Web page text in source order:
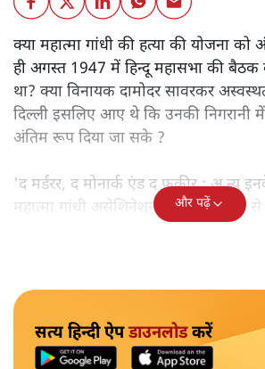
क्या महात्मा गांधी की हत्या की योजना
ही अगस्त 1947 में हिन्दू महासभा की बैठक
था? क्या विनायक दामोदर सावरकर
दिल्ली इसलिए आए थे कि उनकी निगरानी
अंतिम रूप दिया जा सके ?
'द मर्डरर, द मोनार्क एंड द फ़कीर : अ न्यू
महात्मा गांधी असेशिनेशन' नामक किताब से
और पढ़ें
सत्य हिन्दी ऐपडाउनलोडकरें